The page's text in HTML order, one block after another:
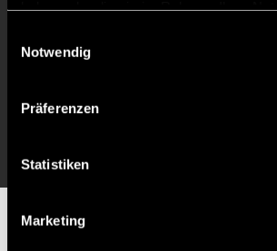
Notwendig
Präferenzen
Statistiken
Marketing
1'
TOR 1:0, FELDTOR
Partner